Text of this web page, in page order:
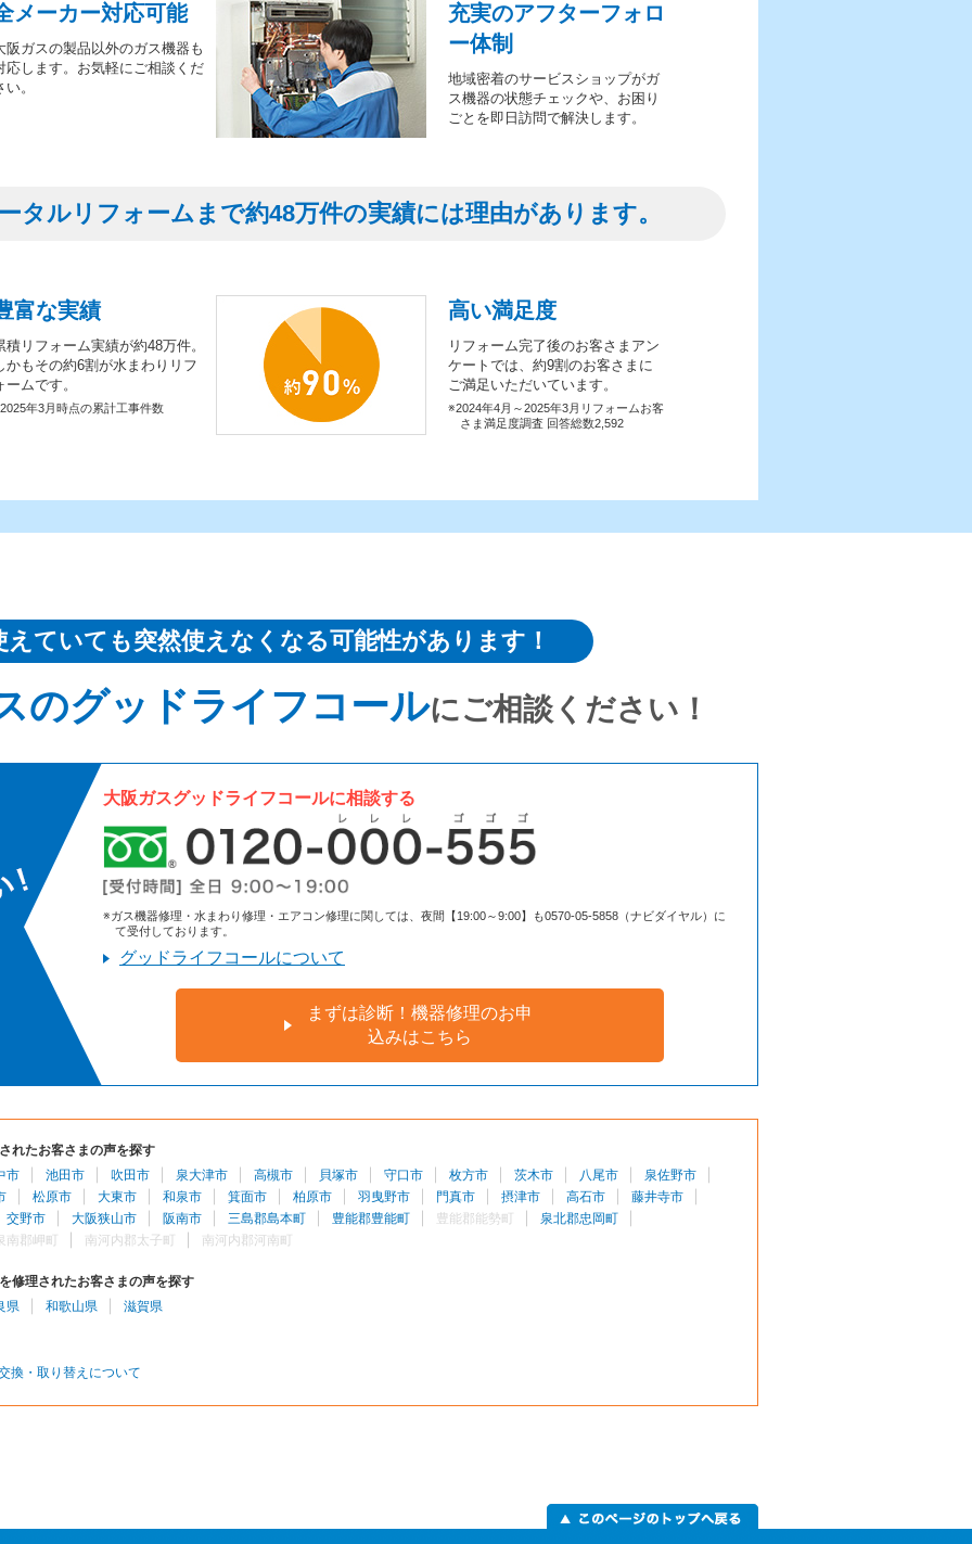
メーカー対応可能
阪ガスの製品以外のガス機器も
応します。お気軽にご相談くだ
い。
充実のアフターフォロ
ー体制
地域密着のサービスショップがガ
ス機器の状態チェックや、お困り
ごとを即日訪問で解決します。
タルリフォームまで約48万件の実績には理由があります。
富な実績
積リフォーム実績が約48万件。
かもその約6割が水まわりリフ
ームです。
年3月時点の累計工事件数
高い満足度
リフォーム完了後のお客さまアン
ケートでは、約9割のお客さまに
ご満足いただいています。
※2024年4月～2025年3月リフォームお客
さま満足度調査 回答総数2,592
えていても突然使えなくなる可能性があります！
のグッドライフコールにご相談ください！
大阪ガスグッドライフコールに相談する
※ガス機器修理・水まわり修理・エアコン修理に関しては、夜間【19:00～9:00】も0570-05-5858（ナビダイヤル）に
て受付しております。
グッドライフコールについて
まずは診断！機器修理のお申
込みはこちら
れたお客さまの声を探す
市
池田市 吹田市 泉大津市 高槻市 貝塚市 守口市 枚方市 茨木市 八尾市
泉佐野市
松原市 大東市 和泉市 箕面市 柏原市 羽曳野市 門真市 摂津市 高石市
藤井寺市
交野市
大阪狭山市 阪南市 三島郡島本町 豊能郡豊能町 豊能郡能勢町
泉北郡忠岡町
南郡岬町
南河内郡太子町 南河内郡河南町
修理されたお客さまの声を探す
県
和歌山県 滋賀県
換・取り替えについて